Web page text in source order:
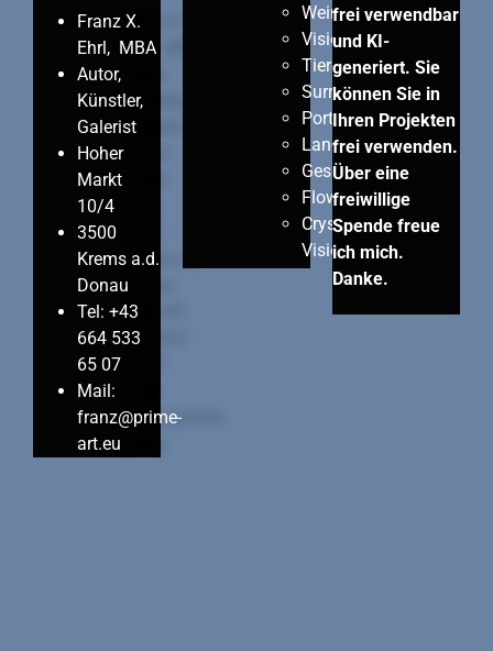
Franz X.
Ehrl, MBA
Autor,
Künstler,
Galerist
Hoher
Markt
10/4
3500
Krems a.d.
Donau
Tel: +43
664 533
65 07
Mail:
franz@prime-
art.eu
Wein
Visionen
Tiere
Surreal
Porträts
Landschaften
Gesundheit
Flowers
Crystall
Visions
frei verwendbar
und KI-
generiert. Sie
können Sie in
Ihren Projekten
frei verwenden.
Über eine
freiwillige
Spende freue
ich mich.
Danke.